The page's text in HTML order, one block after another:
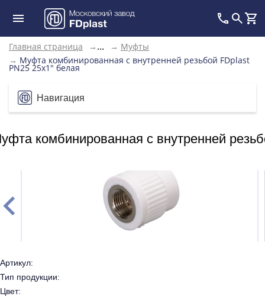
Главная страница → ... → Муфты
→ Муфта комбинированная с внутренней резьбой FDplast
PN25 25х1" белая
Навигация
комбинированная с внутренней
Артикул:
Тип продукции:
Цвет: